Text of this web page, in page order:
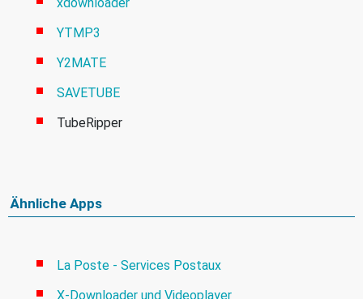
YTMP3
Y2MATE
SAVETUBE
TubeRipper
Ähnliche Apps
La Poste - Services Postaux
X-Downloader und Videoplayer